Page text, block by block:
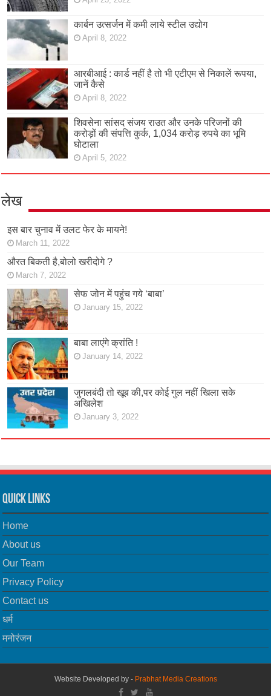
कार्बन उत्सर्जन में कमी लाये स्टील उद्योग
April 8, 2022
आरबीआई : कार्ड नहीं है तो भी एटीएम से निकालें रूपया,
जानें कैसे
April 8, 2022
शिवसेना सांसद संजय राउत और उनके परिजनों की
करोड़ों की संपत्ति कुर्क, 1,034 करोड़ रुपये का भूमि
घोटाला
April 5, 2022
लेख
इस बार चुनाव में उलट फेर के मायने!
March 11, 2022
औरत बिकती है,बोलो खरीदोगे ?
March 7, 2022
सेफ जोन में पहुंच गये ‘बाबा’
January 15, 2022
बाबा लाएंगे क्रांति !
January 14, 2022
जुगलबंदी तो खूब की,पर कोई गुल नहीं खिला सके
अखिलेश
January 3, 2022
Quick Links
Home
About us
Our Team
Privacy Policy
Contact us
धर्म
मनोरंजन
Website Developed by - Prabhat Media Creations